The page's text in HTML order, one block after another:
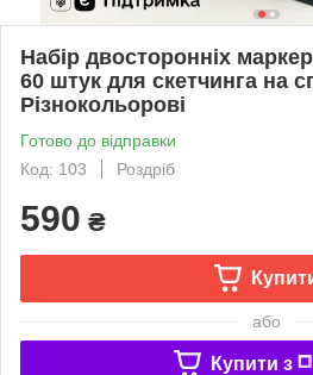
Набір двосторонніх
60 штук для скетчинга на
Різнокольорові
Готово до відправки
Код: 103
Роздріб
590 ₴
або
Купити з